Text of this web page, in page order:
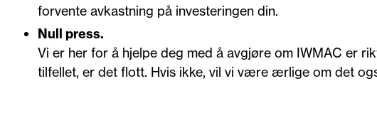
forvente avkastning på investeringen din.
Null press.
Vi er her for å hjelpe deg med å avgjøre om IWMAC er
tilfellet, er det flott. Hvis ikke, vil vi være ærlige om det